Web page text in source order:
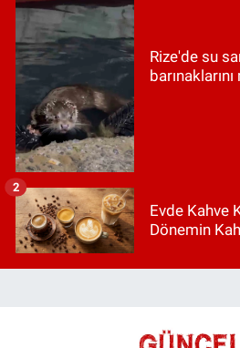
Rize'de su
Evde Kahve
Dönemin
2